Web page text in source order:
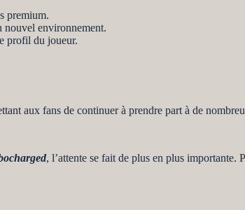
premium.
nouvel environnement.
profil du joueur.
aux fans de continuer à prendre part à de
, l’attente se fait de plus en plus importante.